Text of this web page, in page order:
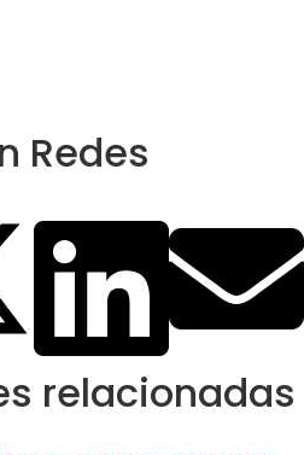
Redes
relacionadas